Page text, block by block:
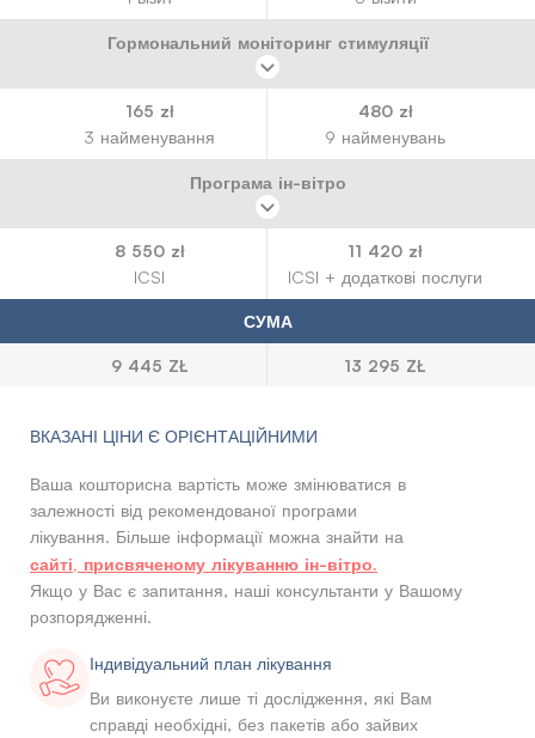
Гормональний моніторинг стимуляції
165 zł
3 найменування
480 zł
9 найменувань
Програма ін-вітро
8 550 zł
ICSI
11 420 zł
ICSI + додаткові послуги
СУМА
9 445 ZŁ 13 295 ZŁ
ВКАЗАНІ ЦІНИ Є ОРІЄНТАЦІЙНИМИ
Ваша кошторисна вартість може змінюватися в
залежності від рекомендованої програми
лікування. Більше інформації можна знайти на
сайті, присвяченому лікуванню ін-вітро.
Якщо у Вас є запитання, наші консультанти у Вашому
розпорядженні.
Індивідуальний план лікування
Ви виконуєте лише ті дослідження, які Вам
справді необхідні, без пакетів або зайвих